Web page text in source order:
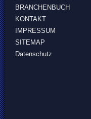
BRANCHENBUCH
KONTAKT
IMPRESSUM
SITEMAP
Datenschutz